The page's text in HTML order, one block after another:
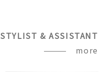
STYLIST & ASSISTANT
more